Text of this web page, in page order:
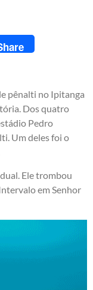
pênalti no Ipitanga
Dos quatro
Pedro
Um deles foi o
Ele trombou
em Senhor